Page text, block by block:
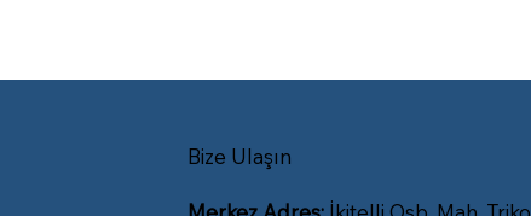
Bize Ulaşın